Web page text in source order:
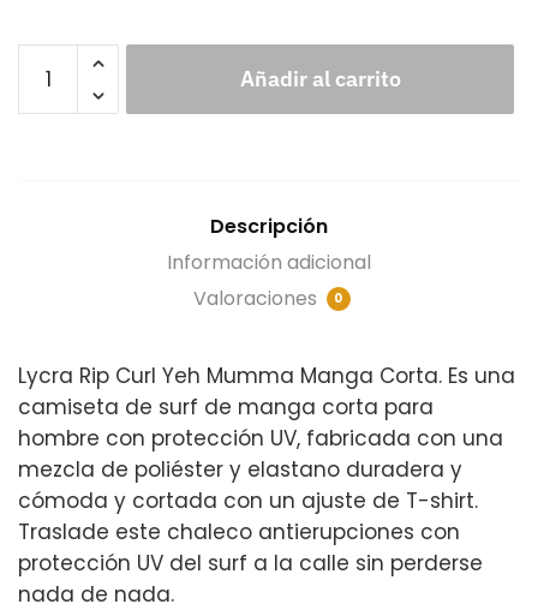
Añadir al carrito
Descripción
Información adicional
Valoraciones
0
Lycra Rip Curl Yeh Mumma Manga Corta. Es una
camiseta de surf de manga corta para
hombre con protección UV, fabricada con una
mezcla de poliéster y elastano duradera y
cómoda y cortada con un ajuste de T-shirt.
Traslade este chaleco antierupciones con
protección UV del surf a la calle sin perderse
nada de nada.